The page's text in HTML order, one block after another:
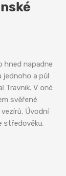
hned napadne
jednoho a půl
Travnik. V oné
svěřené
Úvodní
středověku,